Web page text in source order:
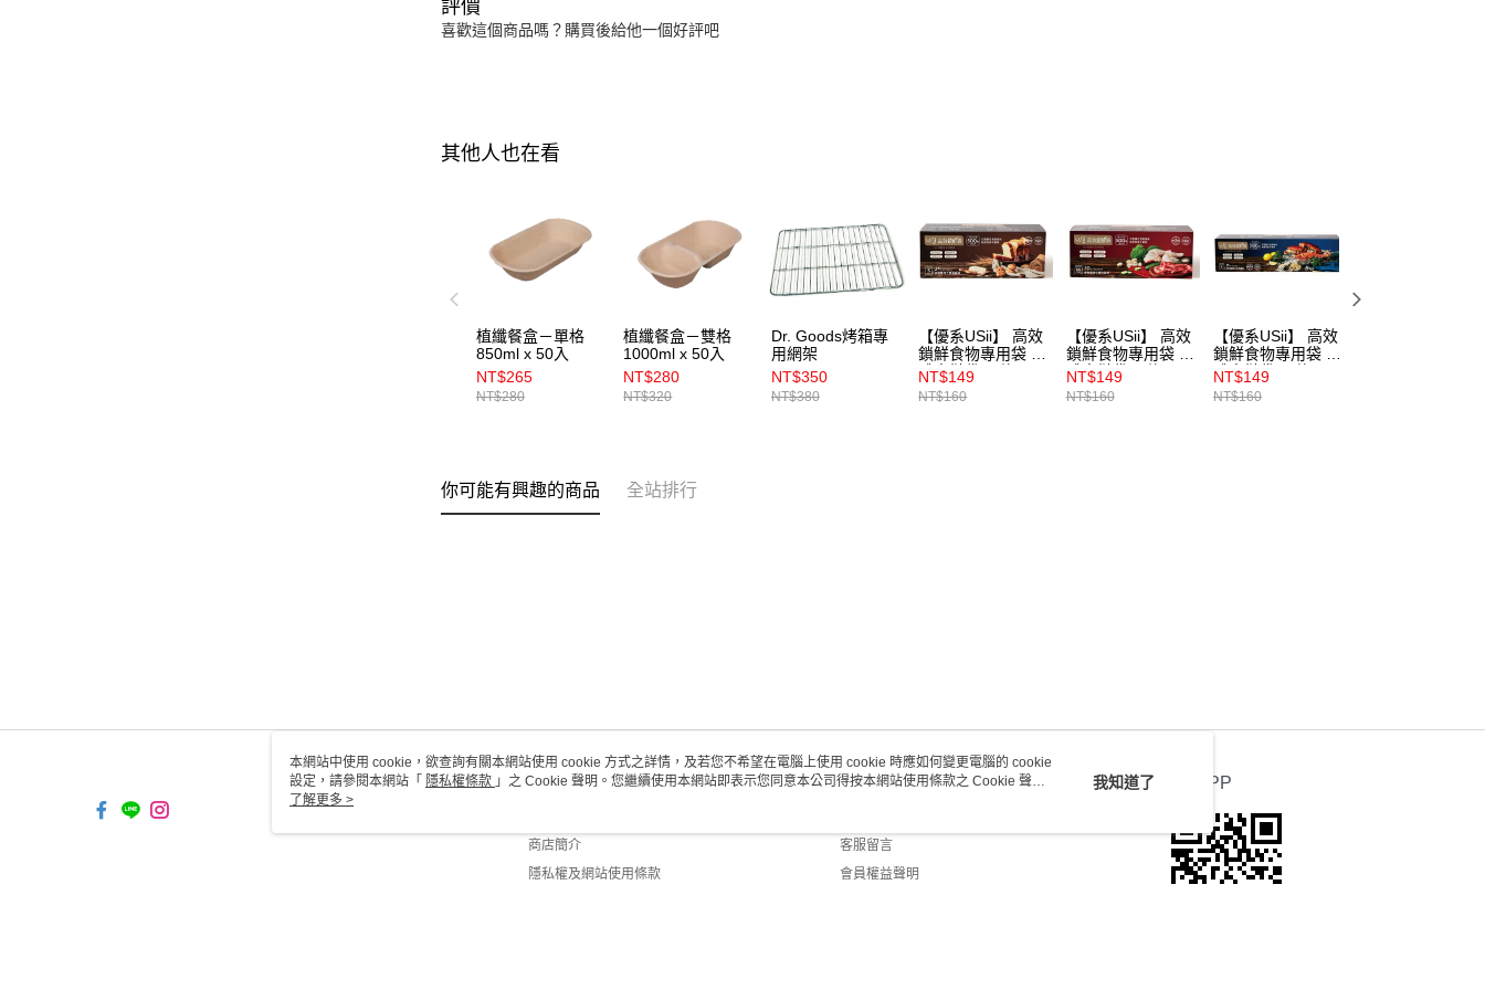
評價
喜歡這個商品嗎？購買後給他一個好評吧
其他人也在看
植纖餐盒－單格
850ml x 50入
NT$265
NT$280
植纖餐盒－雙格
1000ml x 50入
NT$280
NT$320
Dr. Goods烤箱專
用網架
NT$350
NT$380
【優系USii】 高效
鎖鮮食物專用袋 立
體夾鏈袋 S 款 24
入
NT$149
NT$160
【優系USii】 高效
鎖鮮食物專用袋 立
體夾鏈袋 M款 20
入
NT$149
NT$160
【優系USii】 高效
鎖鮮食物專用袋 立
體夾鏈袋 Ｌ款 15
入
NT$149
NT$160
你可能有興趣的商品 全站排行
關於我們
商店簡介
隱私權及網站使用條款
客服資訊
客服留言
會員權益聲明
官方APP
本網站中使用 cookie，欲查詢有關本網站使用 cookie 方式之詳情，及若您不希望在電腦上使用 cookie 時應如何變更電腦的 cookie
設定，請參閱本網站「 隱私權條款 」之 Cookie 聲明。您繼續使用本網站即表示您同意本公司得按本網站使用條款之 Cookie 聲明
使用 cookie。
了解更多 >
我知道了